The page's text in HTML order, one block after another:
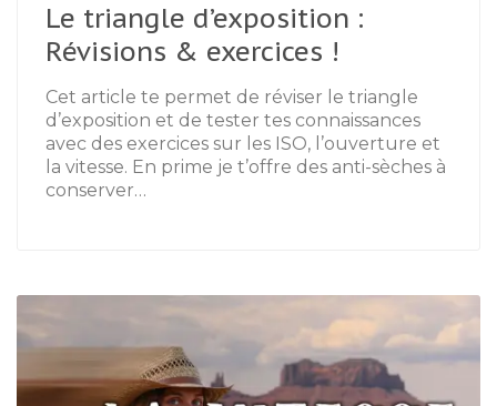
Le triangle d’exposition :
Révisions & exercices !
Cet article te permet de réviser le triangle
d’exposition et de tester tes connaissances
avec des exercices sur les ISO, l’ouverture et
la vitesse. En prime je t’offre des anti-sèches à
conserver…